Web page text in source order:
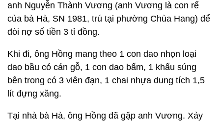
anh Nguyễn Thành Vương (anh Vương là con rể
của bà Hà, SN 1981, trú tại phường Chùa Hang) để
đòi nợ số tiền 3 tỉ đồng.
Khi đi, ông Hồng mang theo 1 con dao nhọn loại
dao bầu có cán gỗ, 1 con dao bấm, 1 khẩu súng
bên trong có 3 viên đạn, 1 chai nhựa dung tích 1,5
lít đựng xăng.
Tại nhà bà Hà, ông Hồng đã gặp anh Vương. Xảy